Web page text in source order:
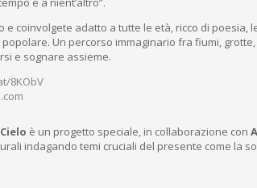
e coinvolgete adatto a tutte le età, ricco di
Un percorso immaginario fra fiumi,
e sognare assieme.
8KObV
è un progetto speciale, in collaborazione con
indagando temi cruciali del presente come la